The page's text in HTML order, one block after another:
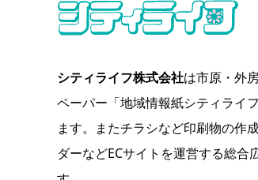
シティライフ株式会社は市原・外
ペーパー「地域情報紙シティライ
ます。またチラシなど印刷物の作
ダーなどECサイトを運営する総合